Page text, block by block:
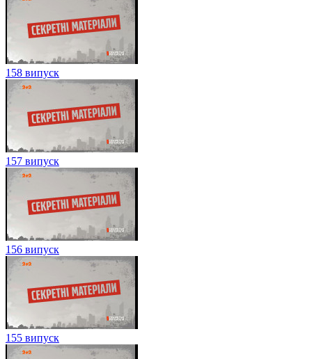
158 випуск
157 випуск
156 випуск
155 випуск